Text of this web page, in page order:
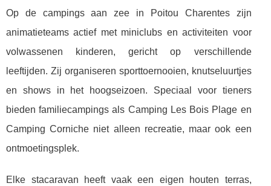
Op de campings aan zee in Poitou Charentes zijn
animatieteams actief met miniclubs en activiteiten voor
volwassenen kinderen, gericht op verschillende
leeftijden. Zij organiseren sporttoernooien, knutseluurtjes
en shows in het hoogseizoen. Speciaal voor tieners
bieden familiecampings als Camping Les Bois Plage en
Camping Corniche niet alleen recreatie, maar ook een
ontmoetingsplek.
Elke stacaravan heeft vaak een eigen houten terras,